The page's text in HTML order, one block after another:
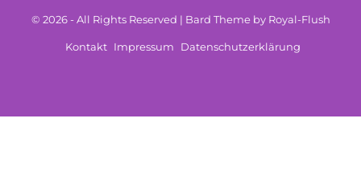
© 2026 - All Rights Reserved | Bard Theme by Royal-Flush
Kontakt Impressum Datenschutzerklärung